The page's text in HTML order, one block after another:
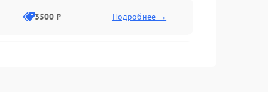
3500 ₽ Подробнее →